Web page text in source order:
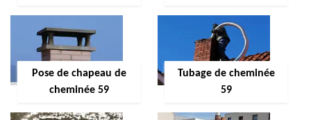
Pose de chapeau de
cheminée 59
Tubage de cheminée
59